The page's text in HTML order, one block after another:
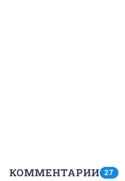
КОММЕНТАРИИ 27